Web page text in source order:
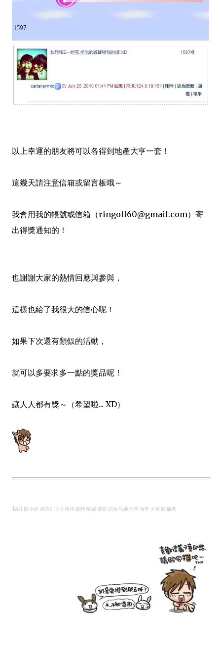
以上幸運的朋友將可以各得到地產大亨一套！
這幾天請注意信箱或留言板哦～
我會用我的帳號或信箱（ringoff60@gmail.com）寄
出得獎通知的！
也謝謝大家的熱情回應與參與，
這樣也給了我很大的信心呢！
如果下次還有類似的活動 ，
就可以多要求多一點的獎品呢！
讓人人都有獎～（希望啦... XD）
TAG:四小折 off60 呵呵 玫玫 批特 哈妮 廣告 試玩 地產大亨 合作 大富翁 抽獎